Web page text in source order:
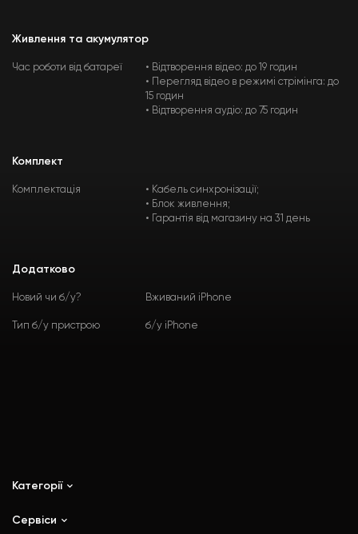
Живлення та акумулятор
Час роботи від батареї
• Відтворення відео: до 19 годин
• Перегляд відео в режимі стрімінга: до
15 годин
• Відтворення аудіо: до 75 годин
Комплект
Комплектація
• Кабель синхронізації;
• Блок живлення;
• Гарантія від магазину на 31 день
Додатково
Новий чи б/у? Вживаний iPhone
Тип б/у пристрою б/у iPhone
Категорії
iPhone
Сервіси